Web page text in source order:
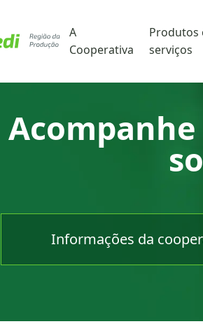
A
Cooperativa
Produtos
serviços
Informações da